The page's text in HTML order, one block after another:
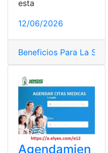
esta
12/06/2026
Beneficios Para La Salud
Agendamien